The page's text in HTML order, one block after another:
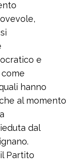
e
hanno
al momento
dal
Partito